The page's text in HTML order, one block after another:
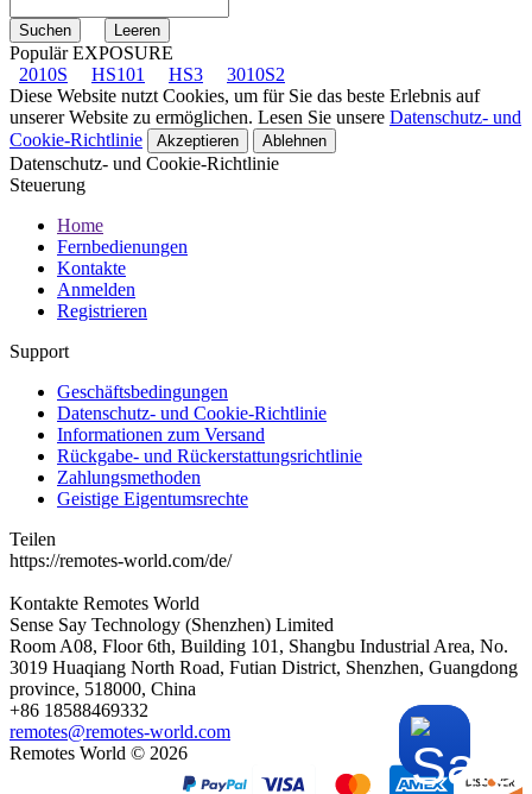
Populär EXPOSURE
2010S
HS101 HS3
3010S2
Diese Website nutzt Cookies, um für Sie das beste Erlebnis auf
unserer Website zu ermöglichen. Lesen Sie unsere Datenschutz- und
Cookie-Richtlinie
Akzeptieren Ablehnen
Datenschutz- und Cookie-Richtlinie
Steuerung
Home
Fernbedienungen
Kontakte
Anmelden
Registrieren
Support
Geschäftsbedingungen
Datenschutz- und Cookie-Richtlinie
Informationen zum Versand
Rückgabe- und Rückerstattungsrichtlinie
Zahlungsmethoden
Geistige Eigentumsrechte
Teilen
https://remotes-world.com/de/
Kontakte Remotes World
Sense Say Technology (Shenzhen) Limited
Room A08, Floor 6th, Building 101, Shangbu Industrial Area, No.
3019 Huaqiang North Road, Futian District, Shenzhen, Guangdong
province, 518000, China
+86 18588469332
remotes@remotes-world.com
Remotes World © 2026